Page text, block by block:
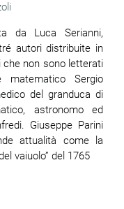
da Luca Serianni,
autori distribuite in
non sono letterati
Sergio
del granduca di
astronomo ed
Giuseppe Parini
attualità come la
vaiuolo” del 1765